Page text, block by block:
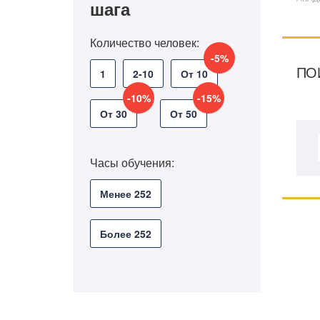
шага
Количество человек:
1 2-10 От 10
-5%
От 30
-10%
От 50
-15%
Часы обучения:
Менее 252
Более 252